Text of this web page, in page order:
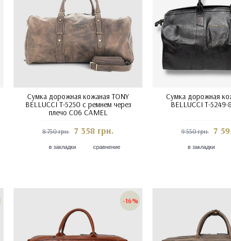
Сумка дорожная кожаная TONY
BELLUCCI T-5250 с ремнем через
плечо C06 CAMEL
8 750 грн. 7 358 грн.
в закладки сравнение
Сумка дорожная
BELLUCCI T-
9 550 грн. 7
в закладки
-16%